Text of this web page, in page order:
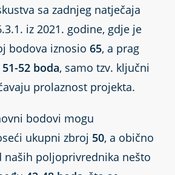
sa zadnjeg natječaja
iz 2021. godine, gdje je
bodova iznosio65, a prag
51-52 boda, samo tzv. ključni
prolaznost projekta.
bodovi mogu
ukupni zbroj 50, a obično
naših poljoprivrednika nešto